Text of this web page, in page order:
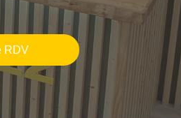
RDV